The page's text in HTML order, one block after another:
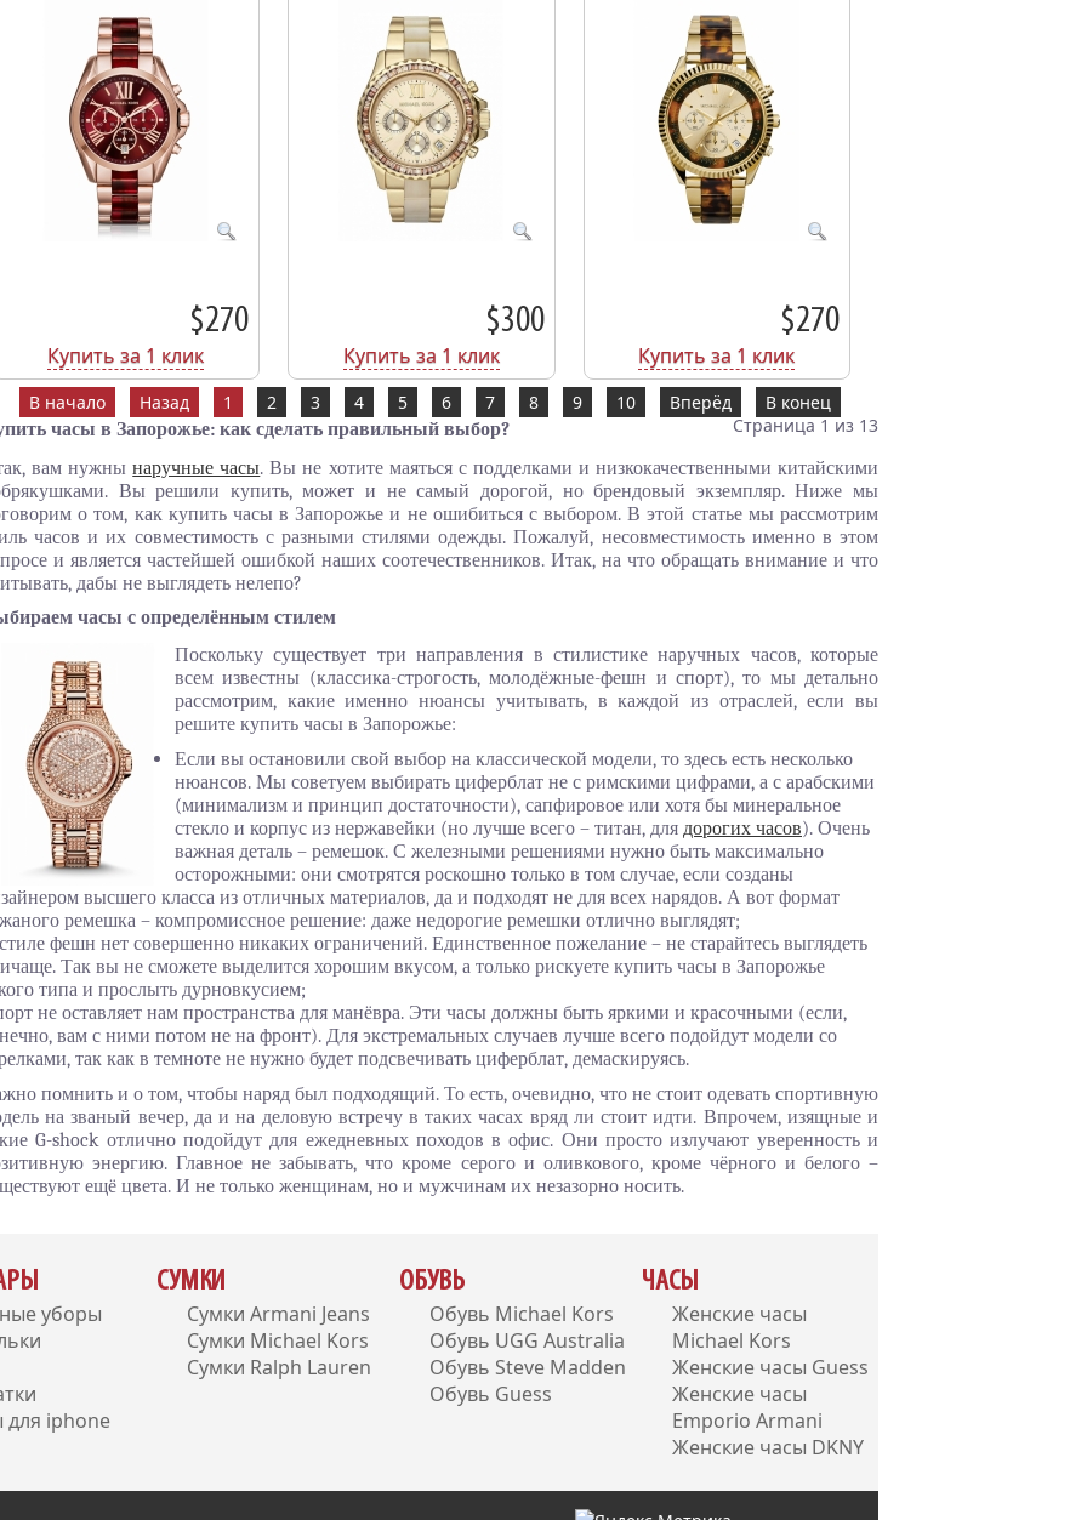
$270
Купить за 1 клик
$300
Купить за 1 клик
$270
Купить за 1 клик
В начало Назад 1 2 3 4 5 6 7 8 9 10 Вперёд
В конец
Страница 1 из 13
часы в Запорожье: как сделать правильный выбор?
вам нужнынаручные часы. Вы не хотите маяться с подделками и низкокачественными китайскими
Вы решили купить, может и не самый дорогой, но брендовый экземпляр. Ниже мы
о том, как купить часы в Запорожье и не ошибиться с выбором. В этой статье мы рассмотрим
часов и их совместимость с разными стилями одежды. Пожалуй, несовместимость именно в этом
и является частейшей ошибкой наших соотечественников. Итак, на что обращать внимание и что
дабы не выглядеть нелепо?
часы с определённым стилем
Поскольку существует три направления в стилистике наручных часов, которые
всем известны (классика-строгость, молодёжные-фешн и спорт), то мы детально
рассмотрим, какие именно нюансы учитывать, в каждой из отраслей, если вы
решите купить часы в Запорожье:
Если вы остановили свой выбор на классической модели, то здесь есть несколько
нюансов. Мы советуем выбирать циферблат не с римскими цифрами, а с арабскими
(минимализм и принцип достаточности), сапфировое или хотя бы минеральное
стекло и корпус из нержавейки (но лучше всего – титан, для дорогих часов). Очень
важная деталь – ремешок. С железными решениями нужно быть максимально
осторожными: они смотрятся роскошно только в том случае, если созданы
высшего класса из отличных материалов, да и подходят не для всех нарядов. А вот формат
ремешка – компромиссное решение: даже недорогие ремешки отлично выглядят;
фешн нет совершенно никаких ограничений. Единственное пожелание – не старайтесь выглядеть
Так вы не сможете выделится хорошим вкусом, а только рискуете купить часы в Запорожье
типа и прослыть дурновкусием;
не оставляет нам пространства для манёвра. Эти часы должны быть яркими и красочными (если,
вам с ними потом не на фронт). Для экстремальных случаев лучше всего подойдут модели со
так как в темноте не нужно будет подсвечивать циферблат, демаскируясь.
помнить и о том, чтобы наряд был подходящий. То есть, очевидно, что не стоит одевать спортивную
на званый вечер, да и на деловую встречу в таких часах вряд ли стоит идти. Впрочем, изящные и
G-shock отлично подойдут для ежедневных походов в офис. Они просто излучают уверенность и
энергию. Главное не забывать, что кроме серого и оливкового, кроме чёрного и белого –
ещё цвета. И не только женщинам, но и мужчинам их незазорно носить.
уборы
для iphone
СУМКИ
Сумки Armani Jeans
Сумки Michael Kors
Сумки Ralph Lauren
ОБУВЬ
Обувь Michael Kors
Обувь UGG Australia
Обувь Steve Madden
Обувь Guess
ЧАСЫ
Женские часы
Michael Kors
Женские часы Guess
Женские часы
Emporio Armani
Женские часы DKNY